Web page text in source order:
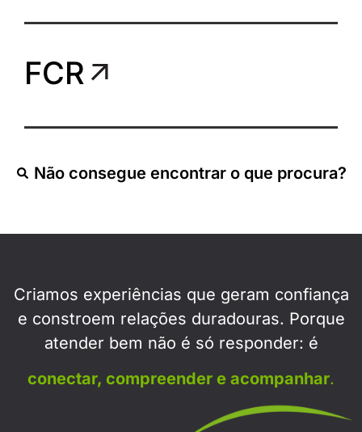
FCR
Não consegue encontrar o que procura?
Criamos experiências que geram confiança
e constroem relações duradouras. Porque
atender bem não é só responder: é
conectar, compreender e acompanhar.